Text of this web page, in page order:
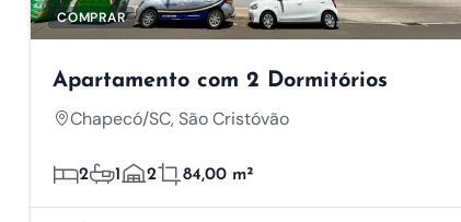
COMPRAR
Apartamento com 2 Dormitórios
Chapecó/SC, São Cristóvão
2 1 2 84,00 m²